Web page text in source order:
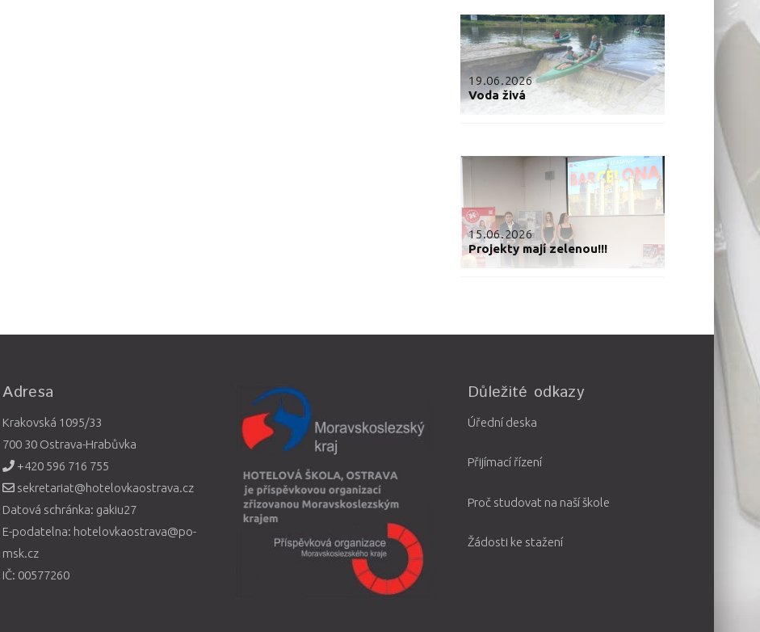
19.06.2026
Voda živá
15.06.2026
Projekty mají zelenou!!!
Adresa
Krakovská 1095/33
700 30 Ostrava-Hrabůvka
+420 596 716 755
sekretariat@hotelovkaostrava.cz
Datová schránka: gakiu27
E-podatelna: hotelovkaostrava@po-
msk.cz
IČ: 00577260
Důležité odkazy
Úřední deska
Přijímací řízení
Proč studovat na naší škole
Žádosti ke stažení